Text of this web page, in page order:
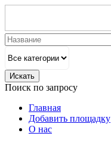
Искать
Поиск по запросу
Главная
Добавить площадку
О нас